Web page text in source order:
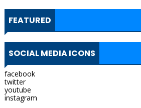
FEATURED
SOCIAL MEDIA ICONS
facebook
twitter
youtube
instagram